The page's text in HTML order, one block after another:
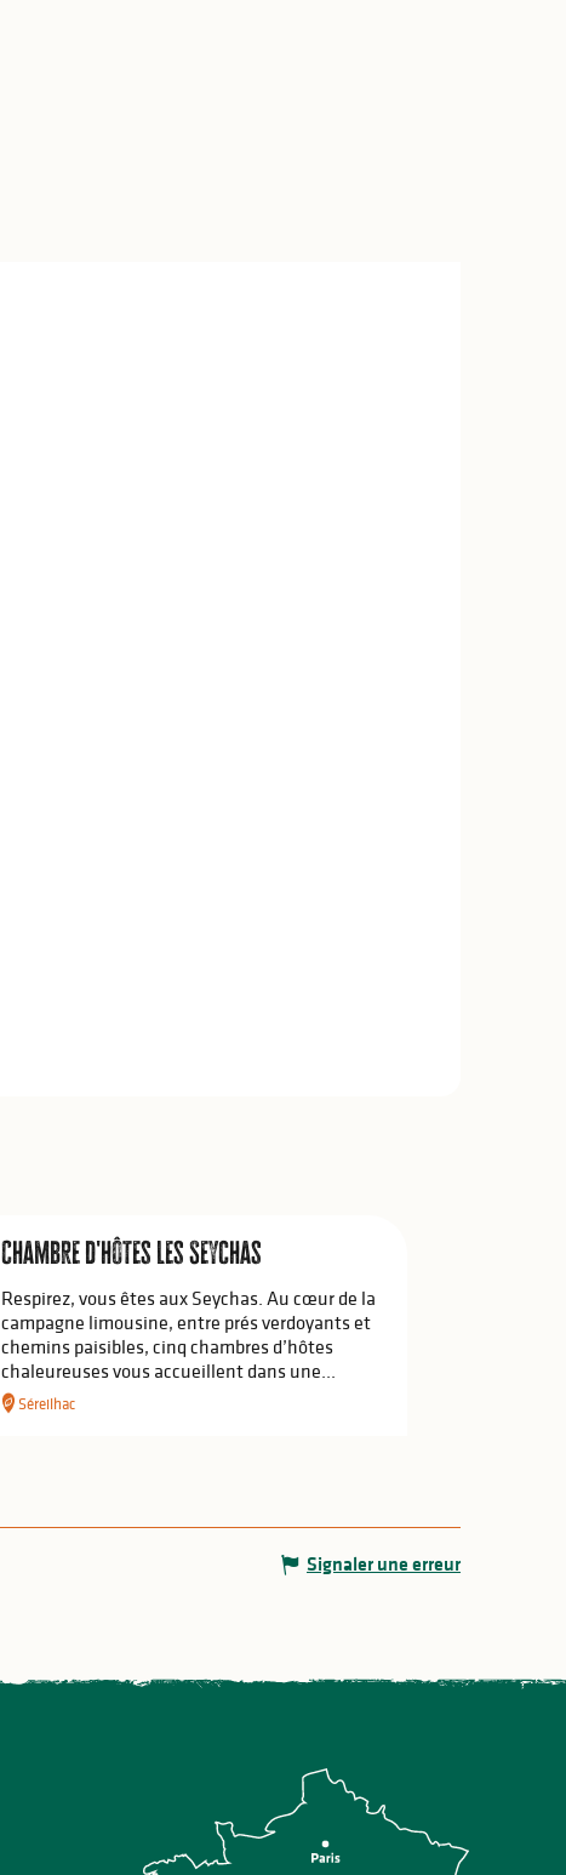
Chambre d'hôtes Les Seychas
Respirez, vous êtes aux Seychas. Au cœur de la
campagne limousine, entre prés verdoyants et
chemins paisibles, cinq chambres d’hôtes
chaleureuses vous accueillent dans une...
Séreilhac
Signaler une erreur